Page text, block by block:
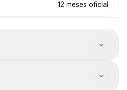
12 meses oficial
Factor de Forma: ATX.